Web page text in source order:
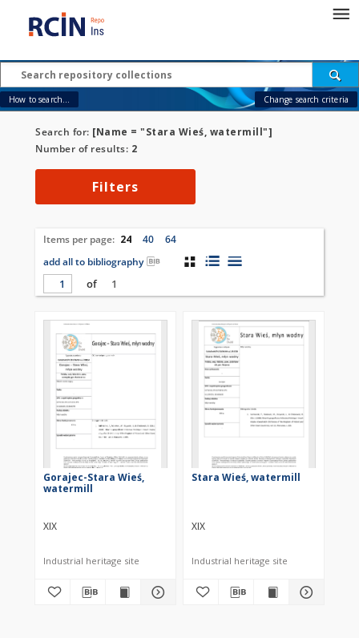
How to search... Change search criteria
Search for: [Name = "Stara Wieś, watermill"]
Number of results: 2
Filters
Items per page: 24 40
64
add all to bibliography
of
1
Gorajec-Stara Wieś,
watermill
XIX
Industrial heritage site
Stara Wieś, watermill
XIX
Industrial heritage site